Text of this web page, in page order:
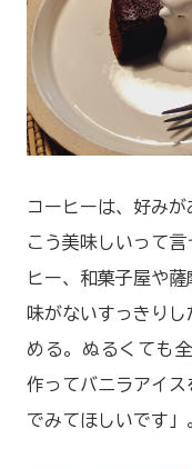
コーヒーは、好み
こう美味しいって
ヒー、和菓子屋や
味がないすっきり
める。ぬるくても
作ってバニラアイ
でみてほしいです」